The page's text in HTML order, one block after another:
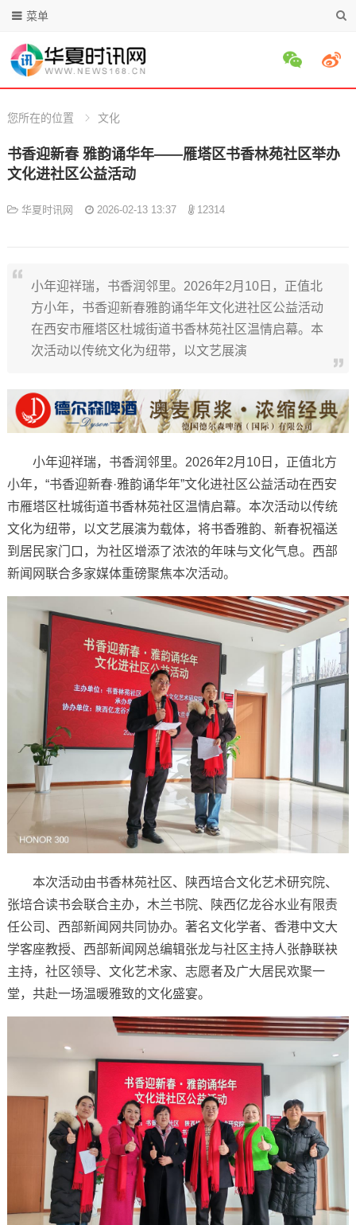
菜单
您所在的位置 文化
书香迎新春 雅韵诵华年——雁塔区书香林苑社区举办
文化进社区公益活动
华夏时讯网 2026-02-13 13:37 12314
小年迎祥瑞，书香润邻里。2026年2月10日，正值北
方小年，书香迎新春雅韵诵华年文化进社区公益活动
在西安市雁塔区杜城街道书香林苑社区温情启幕。本
次活动以传统文化为纽带，以文艺展演
小年迎祥瑞，书香润邻里。2026年2月10日，正值北方
小年，“书香迎新春·雅韵诵华年”文化进社区公益活动在西安
市雁塔区杜城街道书香林苑社区温情启幕。本次活动以传统
文化为纽带，以文艺展演为载体，将书香雅韵、新春祝福送
到居民家门口，为社区增添了浓浓的年味与文化气息。西部
新闻网联合多家媒体重磅聚焦本次活动。
本次活动由书香林苑社区、陕西培合文化艺术研究院、
张培合读书会联合主办，木兰书院、陕西亿龙谷水业有限责
任公司、西部新闻网共同协办。著名文化学者、香港中文大
学客座教授、西部新闻网总编辑张龙与社区主持人张静联袂
主持，社区领导、文化艺术家、志愿者及广大居民欢聚一
堂，共赴一场温暖雅致的文化盛宴。